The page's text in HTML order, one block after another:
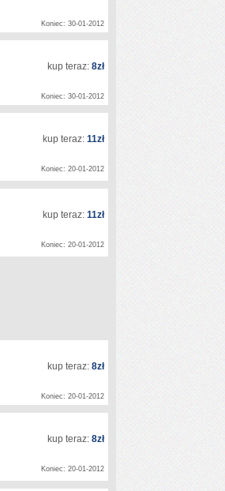
Koniec: 30-01-2012
kup teraz: 8zł
Koniec: 30-01-2012
kup teraz: 11zł
Koniec: 20-01-2012
kup teraz: 11zł
Koniec: 20-01-2012
kup teraz: 8zł
Koniec: 20-01-2012
kup teraz: 8zł
Koniec: 20-01-2012